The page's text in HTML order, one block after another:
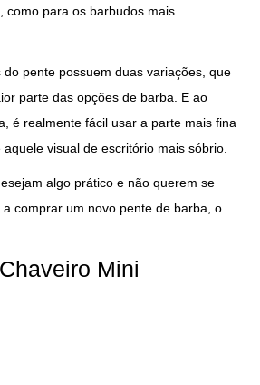
como para os barbudos mais
pente possuem duas variações, que
parte das opções de barba. E ao
é realmente fácil usar a parte mais fina
visual de escritório mais sóbrio.
algo prático e não querem se
comprar um novo pente de barba, o
Mini